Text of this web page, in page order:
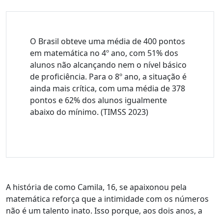
O Brasil obteve uma média de 400 pontos
em matemática no 4º ano, com 51% dos
alunos não alcançando nem o nível básico
de proficiência. Para o 8º ano, a situação é
ainda mais crítica, com uma média de 378
pontos e 62% dos alunos igualmente
abaixo do mínimo. (TIMSS 2023)
A história de como Camila, 16, se apaixonou pela
matemática reforça que a intimidade com os números
não é um talento inato. Isso porque, aos dois anos, a